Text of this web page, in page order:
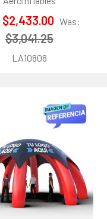
$2,433.00 Was:
$3,041.25
LA10808